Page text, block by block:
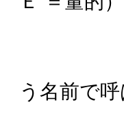
なぜこ
う名前で
ＡＰＰ